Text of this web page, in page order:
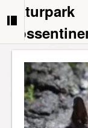
Naturpark